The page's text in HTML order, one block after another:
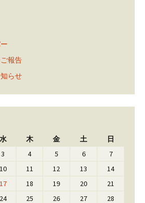
報告
らせ
水 木 金 土
日
3 4 5 6
7
10 11 12 13
14
17 18 19 20
21
24 25 26 27 28